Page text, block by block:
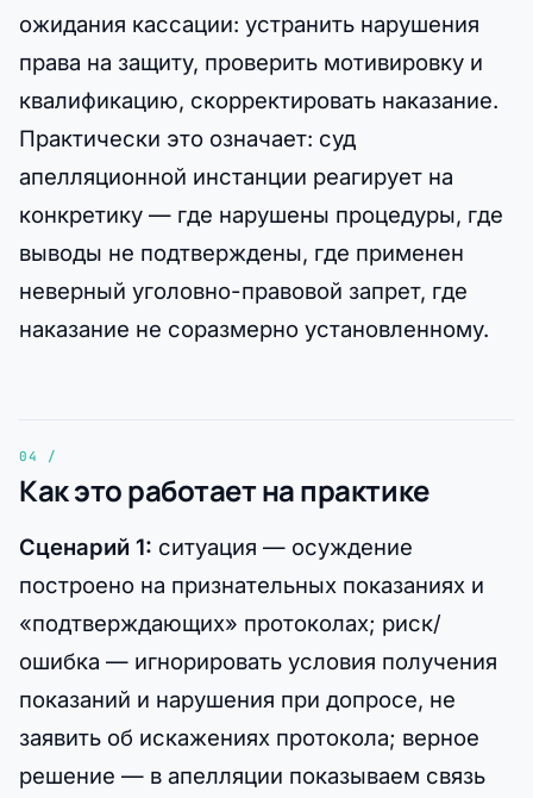
ожидания кассации: устранить нарушения
права на защиту, проверить мотивировку и
квалификацию, скорректировать наказание.
Практически это означает: суд
апелляционной инстанции реагирует на
конкретику — где нарушены процедуры, где
выводы не подтверждены, где применен
неверный уголовно-правовой запрет, где
наказание не соразмерно установленному.
Как это работает на практике
Сценарий 1: ситуация — осуждение
построено на признательных показаниях и
«подтверждающих» протоколах; риск/
ошибка — игнорировать условия получения
показаний и нарушения при допросе, не
заявить об искажениях протокола; верное
решение — в апелляции показываем связь